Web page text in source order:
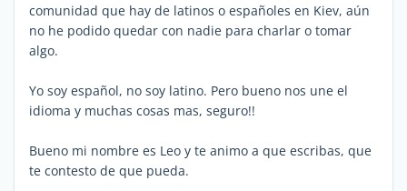
comunidad que hay de latinos o españoles en Kiev, aún
no he podido quedar con nadie para charlar o tomar
algo.
Yo soy español, no soy latino. Pero bueno nos une el
idioma y muchas cosas mas, seguro!!
Bueno mi nombre es Leo y te animo a que escribas, que
te contesto de que pueda.